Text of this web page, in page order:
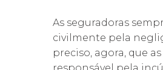
As seguradoras
civilmente pela
preciso, agora, que